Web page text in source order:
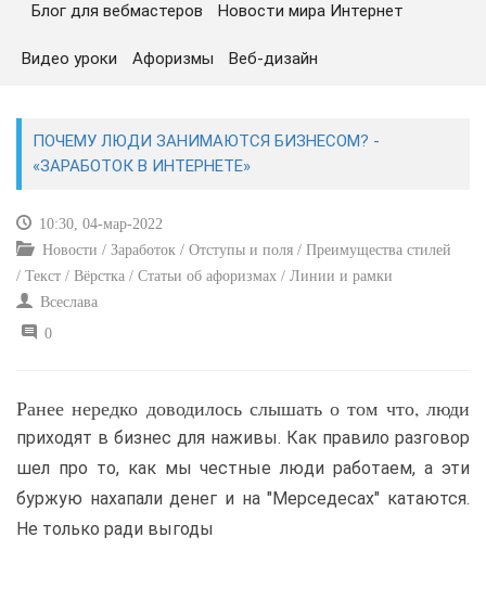
ГЛАВНАЯ
СЕГОДНЯ
РЕМОНТ И СОВЕТЫ
ИНТЕРНЕТ И СВЯЗЬ
УЧЕБНИК CSS
Блог для вебмастеров Новости мира Интернет
Видео уроки Афоризмы Веб-дизайн
ПОЧЕМУ ЛЮДИ ЗАНИМАЮТСЯ БИЗНЕСОМ? -
«ЗАРАБОТОК В ИНТЕРНЕТЕ»
10:30, 04-мар-2022
Новости / Заработок / Отступы и поля / Преимущества стилей
/ Текст / Вёрстка / Статьи об афоризмах / Линии и рамки
Всеслава
0
Ранее нередко доводилось слышать о том что, люди
приходят в бизнес для наживы. Как правило разговор
шел про то, как мы честные люди работаем, а эти
буржую нахапали денег и на "Мерседесах" катаются.
Не только ради выгоды